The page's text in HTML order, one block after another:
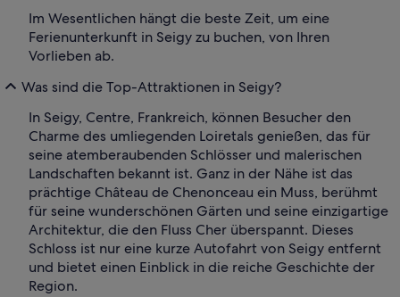
Im Wesentlichen hängt die beste Zeit, um eine
Ferienunterkunft in Seigy zu buchen, von Ihren
Vorlieben ab.
Was sind die Top-Attraktionen in Seigy?
In Seigy, Centre, Frankreich, können Besucher den
Charme des umliegenden Loiretals genießen, das für
seine atemberaubenden Schlösser und malerischen
Landschaften bekannt ist. Ganz in der Nähe ist das
prächtige Château de Chenonceau ein Muss, berühmt
für seine wunderschönen Gärten und seine einzigartige
Architektur, die den Fluss Cher überspannt. Dieses
Schloss ist nur eine kurze Autofahrt von Seigy entfernt
und bietet einen Einblick in die reiche Geschichte der
Region.